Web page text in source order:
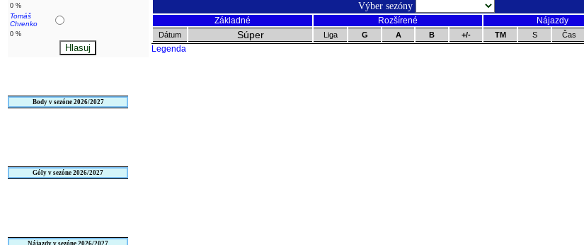
0 %
Tomáš
Chrenko
0 %
Body v sezóne 2026/2027
Góly v sezóne 2026/2027
Nájazdy v sezóne 2026/2027
Výber sezóny
Základné Rozšírené Nájazdy
Dátum Súper Liga G A B +/- TM S Čas
Legenda